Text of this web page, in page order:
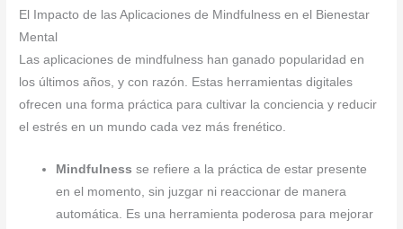
El Impacto de las Aplicaciones de Mindfulness en el Bienestar
Mental
Las aplicaciones de mindfulness han ganado popularidad en
los últimos años, y con razón. Estas herramientas digitales
ofrecen una forma práctica para cultivar la conciencia y reducir
el estrés en un mundo cada vez más frenético.
Mindfulness se refiere a la práctica de estar presente
en el momento, sin juzgar ni reaccionar de manera
automática. Es una herramienta poderosa para mejorar